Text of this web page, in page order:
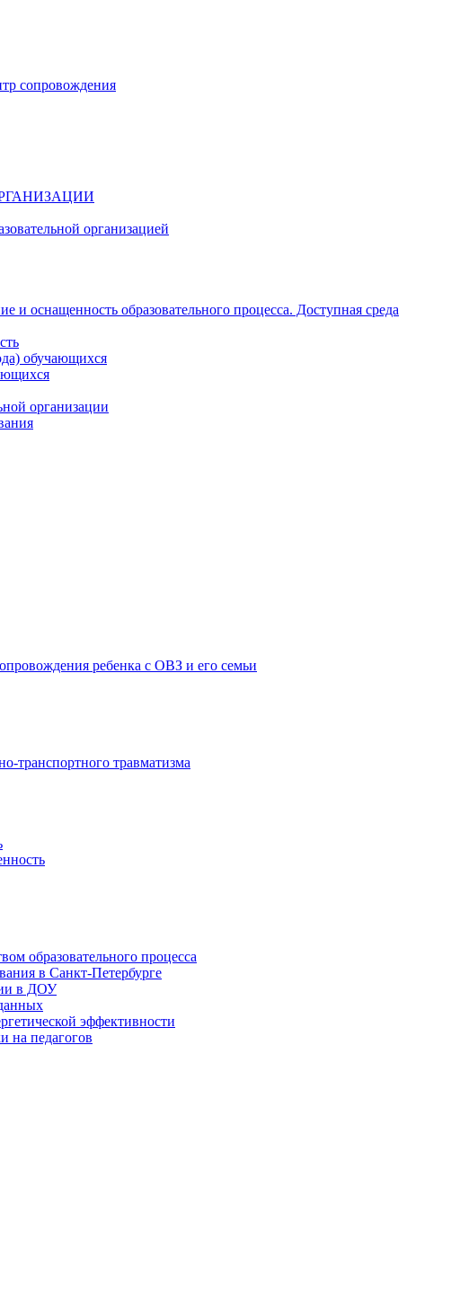
сопровождения
организацией
и оснащенность образовательного процесса. Доступная среда
обучающихся
организации
ребенка с ОВЗ и его семьи
транспортного травматизма
образовательного процесса
в Санкт-Петербурге
в ДОУ
эффективности
на педагогов